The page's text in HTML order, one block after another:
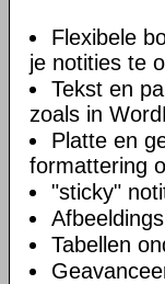
Flexibele
je notities te
Tekst en
zoals in
Platte en
formattering
"sticky"
Tabellen